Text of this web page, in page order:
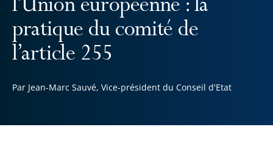
l’Union européenne : la
pratique du comité de
l’article 255
Par Jean-Marc Sauvé, Vice-président du Conseil d'Etat